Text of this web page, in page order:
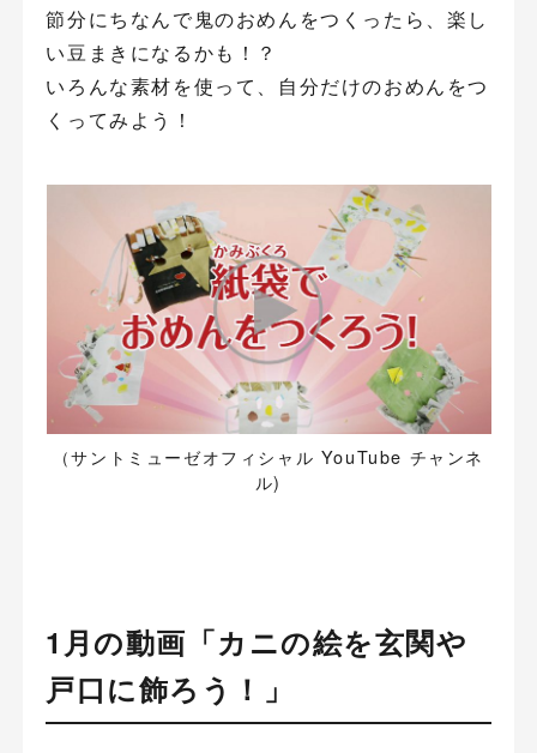
節分にちなんで鬼のおめんをつくったら、楽し
い豆まきになるかも！？
いろんな素材を使って、自分だけのおめんをつ
くってみよう！
（サントミューゼオフィシャル YouTube チャンネ
ル)
1月の動画「カニの絵を玄関や
戸口に飾ろう！」